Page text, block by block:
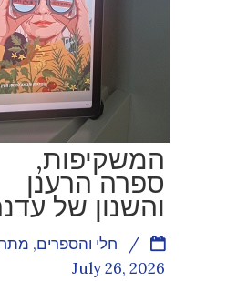
המשקיפות,
ספרה הרענן
והשנון של
חלי והספרים,
/
July 26, 2026